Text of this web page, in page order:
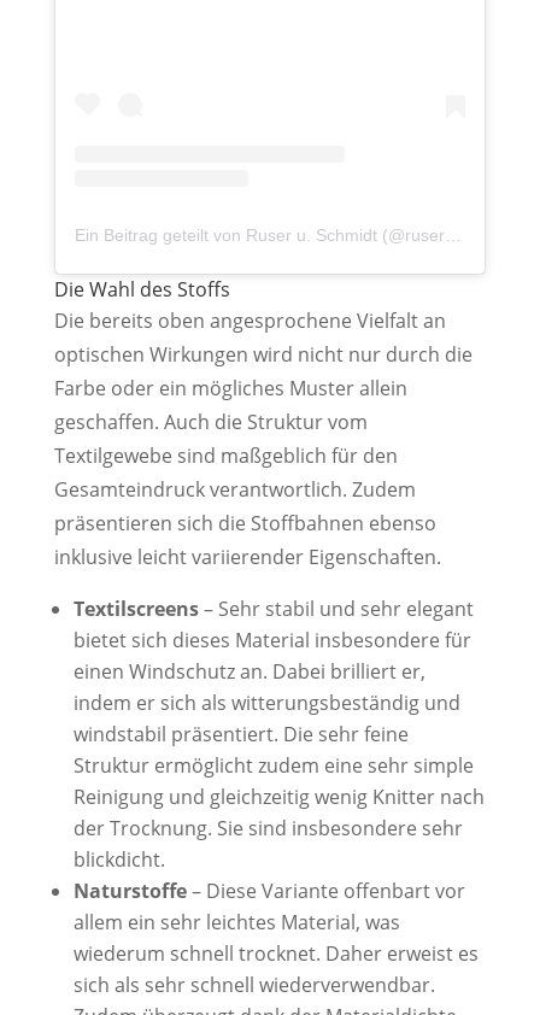
Ein Beitrag geteilt von Ruser u. Schmidt (@ruser_u_schmidt)
Die Wahl des Stoffs
Die bereits oben angesprochene Vielfalt an
optischen Wirkungen wird nicht nur durch die
Farbe oder ein mögliches Muster allein
geschaffen. Auch die Struktur vom
Textilgewebe sind maßgeblich für den
Gesamteindruck verantwortlich. Zudem
präsentieren sich die Stoffbahnen ebenso
inklusive leicht variierender Eigenschaften.
Textilscreens– Sehr stabil und sehr elegant
bietet sich dieses Material insbesondere für
einen Windschutz an. Dabei brilliert er,
indem er sich als witterungsbeständig und
windstabil präsentiert. Die sehr feine
Struktur ermöglicht zudem eine sehr simple
Reinigung und gleichzeitig wenig Knitter nach
der Trocknung. Sie sind insbesondere sehr
blickdicht.
Naturstoffe– Diese Variante offenbart vor
allem ein sehr leichtes Material, was
wiederum schnell trocknet. Daher erweist es
sich als sehr schnell wiederverwendbar.